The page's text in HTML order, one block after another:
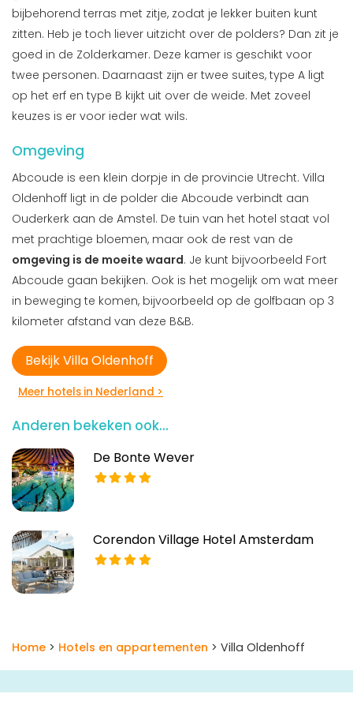
bijbehorend terras met zitje, zodat je lekker buiten kunt
zitten. Heb je toch liever uitzicht over de polders? Dan zit je
goed in de Zolderkamer. Deze kamer is geschikt voor
twee personen. Daarnaast zijn er twee suites, type A ligt
op het erf en type B kijkt uit over de weide. Met zoveel
keuzes is er voor ieder wat wils.
Omgeving
Abcoude is een klein dorpje in de provincie Utrecht. Villa
Oldenhoff ligt in de polder die Abcoude verbindt aan
Ouderkerk aan de Amstel. De tuin van het hotel staat vol
met prachtige bloemen, maar ook de rest van de
omgeving is de moeite waard. Je kunt bijvoorbeeld Fort
Abcoude gaan bekijken. Ook is het mogelijk om wat meer
in beweging te komen, bijvoorbeeld op de golfbaan op 3
kilometer afstand van deze B&B.
Bekijk Villa Oldenhoff
Meer hotels in Nederland >
Anderen bekeken ook...
De Bonte Wever
Corendon Village Hotel Amsterdam
Home > Hotels en appartementen > Villa Oldenhoff